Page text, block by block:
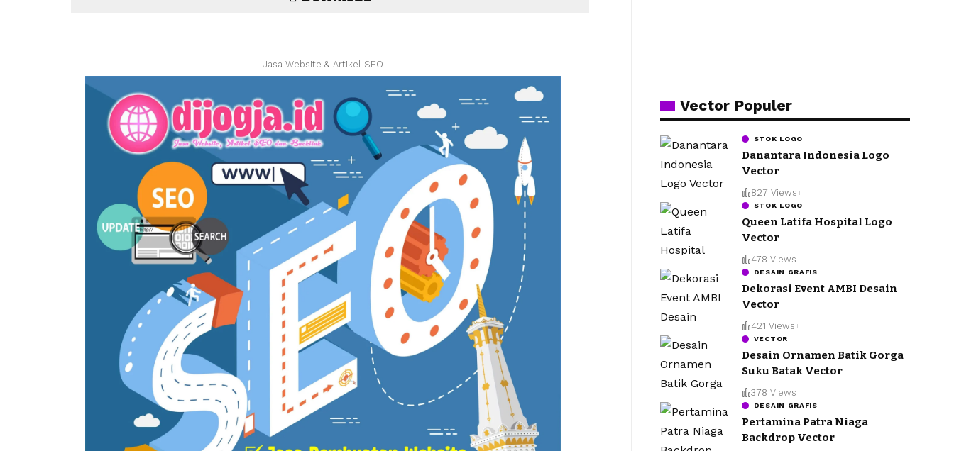
Jasa Website & Artikel SEO
Vector Populer
STOK LOGO
Danantara Indonesia Logo
Vector
827 Views
STOK LOGO
Queen Latifa Hospital Logo
Vector
478 Views
DESAIN GRAFIS
Dekorasi Event AMBI Desain
Vector
421 Views
VECTOR
Desain Ornamen Batik Gorga
Suku Batak Vector
378 Views
DESAIN GRAFIS
Pertamina Patra Niaga
Backdrop Vector